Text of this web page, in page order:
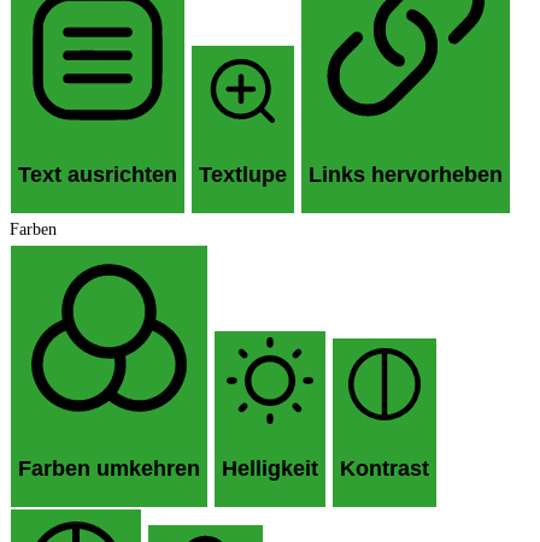
Text ausrichten Textlupe Links hervorheben
Farben
Farben umkehren Helligkeit Kontrast